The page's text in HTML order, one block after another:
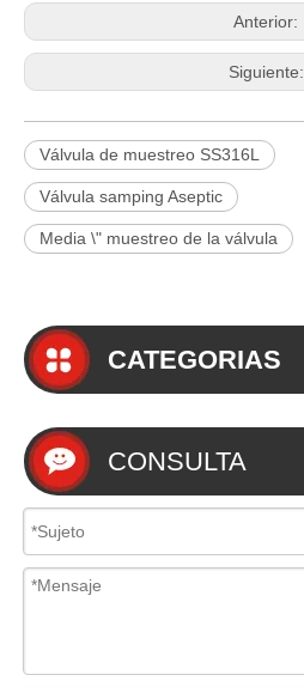
Anterior:
Siguiente:
Válvula de muestreo SS316L
Válvula samping Aseptic
Media \" muestreo de la válvula
CATEGORIAS
CONSULTA